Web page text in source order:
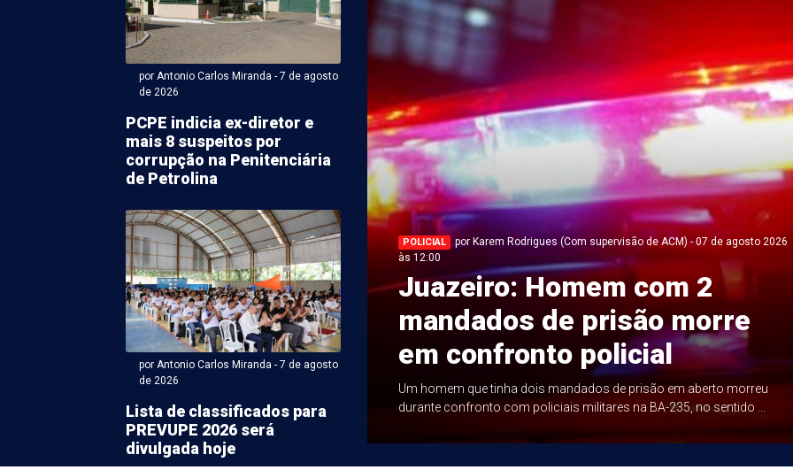
por Antonio Carlos Miranda - 7 de agosto
de 2026
PCPE indicia ex-diretor e
mais 8 suspeitos por
corrupção na Penitenciária
de Petrolina
por Antonio Carlos Miranda - 7 de agosto
de 2026
Lista de classificados para
PREVUPE 2026 será
divulgada hoje
Carlos Miranda - 07 de agosto 2026 às 10:33
Municipal de
concede comenda a
Roberto Carlos foi homenageado, na quarta-feira
6 de Agosto, a mais alta honraria ...
POLICIAL
por Karem Rodrigues (Com supervisão de ACM) - 07 de agosto 2026
às 12:00
Juazeiro: Homem com 2
mandados de prisão morre
em confronto policial
Um homem que tinha dois mandados de prisão em aberto morreu
durante confronto com policiais militares na BA-235, no sentido ...